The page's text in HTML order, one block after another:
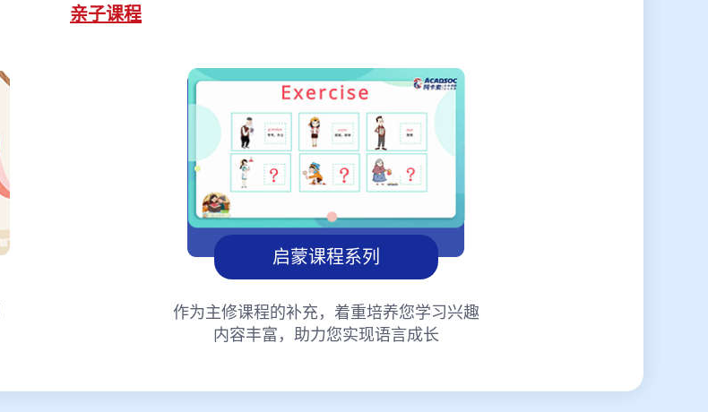
亲子课程
启蒙课程系列
作为主修课程的补充，着重培养您学习兴趣
内容丰富，助力您实现语言成长